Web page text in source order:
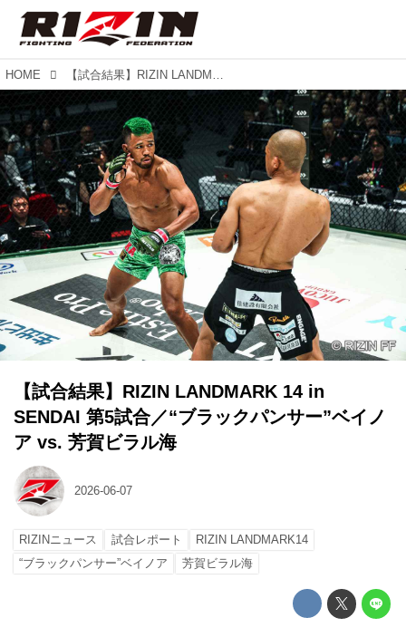
HOME 【試合結果】RIZIN LANDMARK 14 in SENDAI 第5試合／“ブラックパンサー”ベイノア vs. 芳賀ビラル海
【試合結果】RIZIN LANDMARK 14 in
SENDAI 第5試合／“ブラックパンサー”ベイノ
ア vs. 芳賀ビラル海
2026-06-07
RIZINニュース 試合レポート
RIZIN LANDMARK14
“ブラックパンサー”ベイノア
芳賀ビラル海